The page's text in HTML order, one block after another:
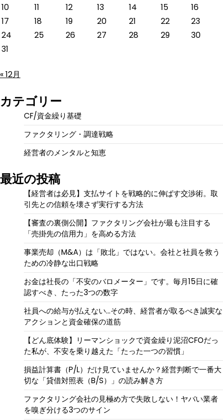
10
11 12 13 14 15
16
17
18 19 20 21 22
23
24
25 26 27 28 29
30
31
« 12月
カテゴリー
CF/資金繰り基礎
ファクタリング・調達戦略
経営者のメンタルと知恵
最近の投稿
【経営者は必見】支払サイトを戦略的に伸ばす交渉術。取
引先との信頼を壊さず実行する方法
【審査の裏側公開】ファクタリング会社が最も注目する
「売掛先の信用力」を高める方法
事業売却（M&A）は「敗北」ではない。会社と社員を救う
ための冷静な出口戦略
お金は社長の「不安のバロメーター」です。毎月15日に確
認すべき、たった3つの数字
社員への給与が払えない…その時、経営者が取るべき誠実な
アクションと資金確保の道筋
【どん底体験】リーマンショックで資金繰り泥沼CFOだっ
た私が、不安を乗り越えた「たった一つの習慣」
損益計算書（P/L）だけ見ていませんか？経営判断で一番大
切な「貸借対照表（B/S）」の読み解き方
ファクタリング会社の見極め方で失敗しない！ヤバい業者
を嗅ぎ分ける3つのサイン